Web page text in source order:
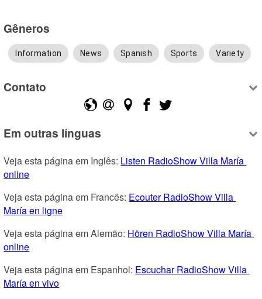
Gêneros
Information News Spanish Sports Variety
Contato
Em outras línguas
Veja esta página em Inglês: Listen RadioShow Villa María
online
Veja esta página em Francês: Ecouter RadioShow Villa
María en ligne
Veja esta página em Alemão: Hören RadioShow Villa María
online
Veja esta página em Espanhol: Escuchar RadioShow Villa
María en vivo